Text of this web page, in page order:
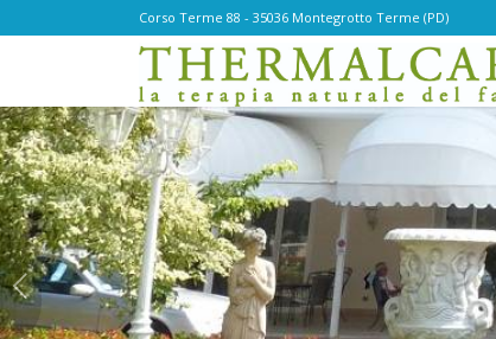
Corso Terme 88 - 35036 Montegrotto Terme (PD)